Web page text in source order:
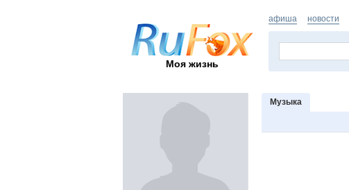
Моя жизнь
афиша новости
Музыка